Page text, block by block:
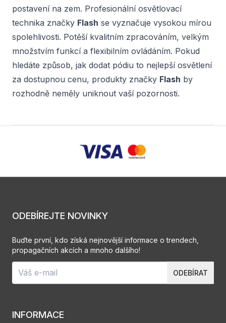
postavení na zem. Profesionální osvětlovací
technika značky Flash se vyznačuje vysokou mírou
spolehlivosti. Potěší kvalitním zpracováním, velkým
množstvím funkcí a flexibilním ovládáním. Pokud
hledáte způsob, jak dodat pódiu to nejlepší osvětlení
za dostupnou cenu, produkty značky Flash by
rozhodně neměly uniknout vaší pozornosti.
INFORMACE
ODEBÍREJTE NOVINKY
Buďte první, kdo získá nejnovější informace o trendech,
propagačních akcích a mnoho dalšího!
ODEBÍRAT